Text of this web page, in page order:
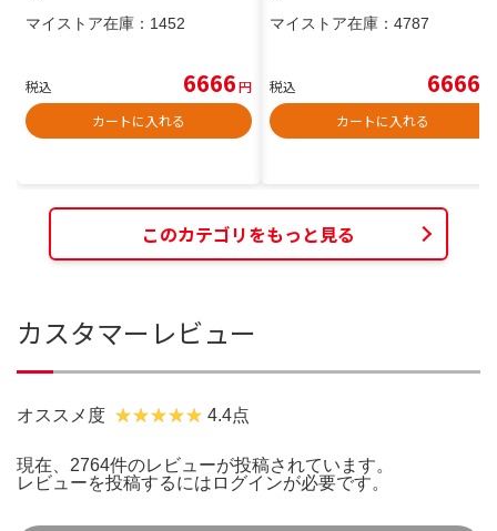
マイストア在庫： 1452
税込 6666円
カートに入れる
マイストア在庫： 4787
税込 6666
カートに入れる
このカテゴリをもっと見る
カスタマーレビュー
オススメ度 4.4点
現在、2764件のレビューが投稿されています。
レビューを投稿するには ログインが必要です。